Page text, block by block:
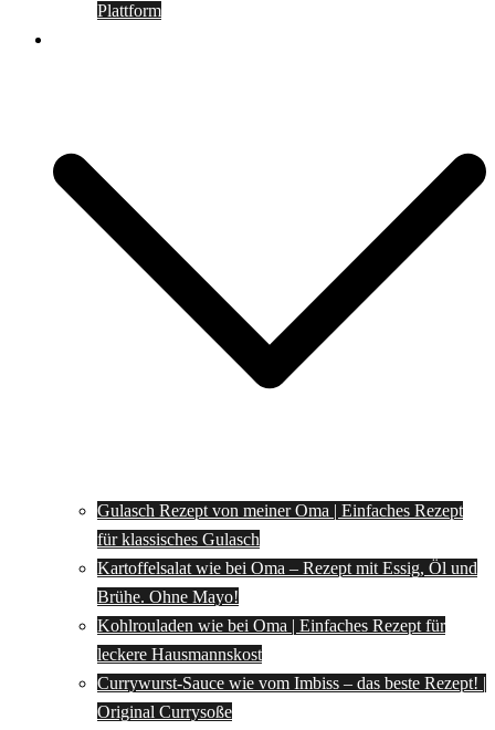
Plattform
Gulasch Rezept von meiner Oma | Einfaches Rezept
für klassisches Gulasch
Kartoffelsalat wie bei Oma – Rezept mit Essig, Öl und
Brühe. Ohne Mayo!
Kohlrouladen wie bei Oma | Einfaches Rezept für
leckere Hausmannskost
Currywurst-Sauce wie vom Imbiss – das beste Rezept! |
Original Currysoße